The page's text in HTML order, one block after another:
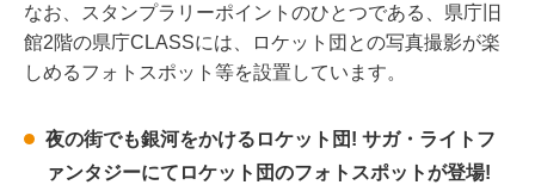
なお、スタンプラリーポイントのひとつである、県庁旧
館2階の県庁CLASSには、ロケット団との写真撮影が楽
しめるフォトスポット等を設置しています。
夜の街でも銀河をかけるロケット団! サガ・ライトフ
ァンタジーにてロケット団のフォトスポットが登場!